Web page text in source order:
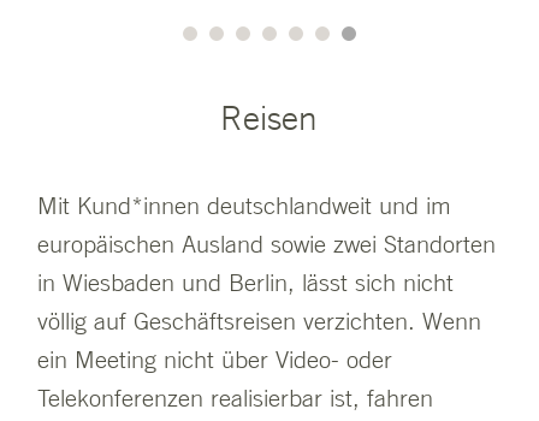
Reisen
Mit Kund*innen deutschlandweit und im
europäischen Ausland sowie zwei Standorten
in Wiesbaden und Berlin, lässt sich nicht
völlig auf Geschäftsreisen verzichten. Wenn
ein Meeting nicht über Video- oder
Telekonferenzen realisierbar ist, fahren